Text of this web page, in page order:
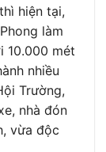
hiện tại,
làm
10.000 mét
nhiều
Trường,
nhà đón
vừa độc